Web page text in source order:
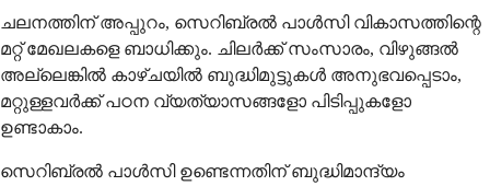
ചലനത്തിന് അപ്പുറം, സെറിബ്രൽ പാൾസി വികാസത്തിന്റെ
മറ്റ് മേഖലകളെ ബാധിക്കും. ചിലർക്ക് സംസാരം, വിഴുങ്ങൽ
അല്ലെങ്കിൽ കാഴ്ചയിൽ ബുദ്ധിമുട്ടുകൾ അനുഭവപ്പെടാം,
മറ്റുള്ളവർക്ക് പഠന വ്യത്യാസങ്ങളോ പിടിപ്പുകളോ
ഉണ്ടാകാം.
സെറിബ്രൽ പാൾസി ഉണ്ടെന്നതിന് ബുദ്ധിമാന്ദ്യം